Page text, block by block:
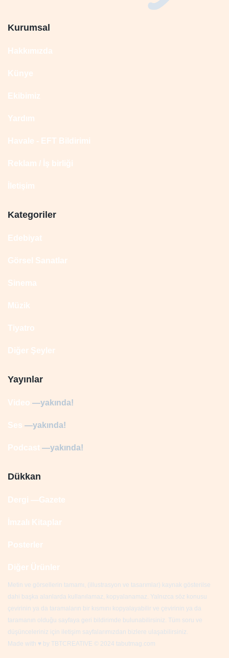
Kurumsal
Hakkımızda
Künye
Ekibimiz
Yardım
Havale - EFT Bildirimi
Reklam / İş birliği
İletişim
Kategoriler
Edebiyat
Görsel Sanatlar
Sinema
Müzik
Tiyatro
Diğer Şeyler
Yayınlar
Video —yakında!
Ses —yakında!
Podcast —yakında!
Dükkan
Dergi —Gazete
İmzalı Kitaplar
Posterler
Diğer Ürünler
Metin ve görsellerin tamamı, (illustrasyon ve tasarımlar) kaynak gösterilse
dahi başka alanlarda kullanılamaz, kopyalanamaz. Yalnızca söz konusu
çevirinin ya da taramaların bir kısmını kopyalayabilir ve çevirinin ya da
taramanın olduğu sayfaya geri bildirimde bulunabilirsiniz. Tüm soru ve
düşünceleriniz için iletişim sayfalarımızdan bizlere ulaşabilirsiniz.
Made with ♥ by TBTCREATIVE © 2024 tabutmag.com